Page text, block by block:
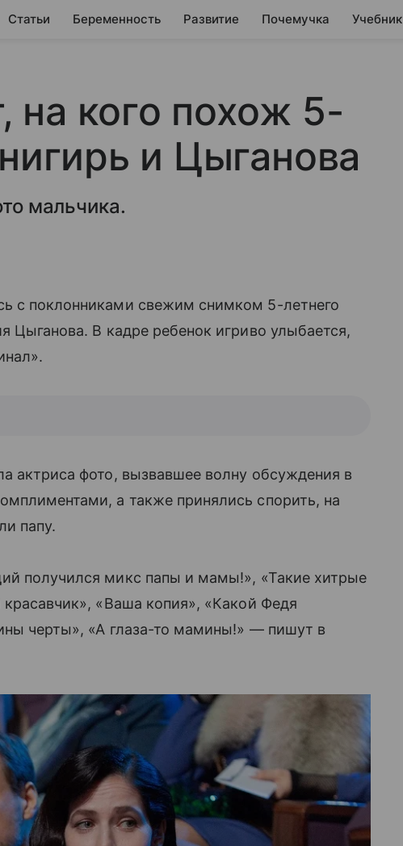
Статьи Беременность Развитие Почемучка Учебник
на кого похож 5-
и Цыганова
мальчика.
с поклонниками свежим снимком 5-летнего
Цыганова. В кадре ребенок игриво улыбается,
актриса фото, вызвавшее волну обсуждения в
а также принялись спорить, на
папу.
получился микс папы и мамы!», «Такие хитрые
«Ваша копия», «Какой Федя
черты», «А глаза-то мамины!» — пишут в